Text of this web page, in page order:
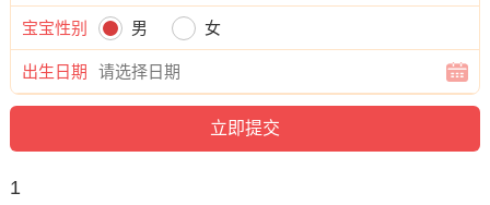
宝宝性别 男 女
出生日期
1